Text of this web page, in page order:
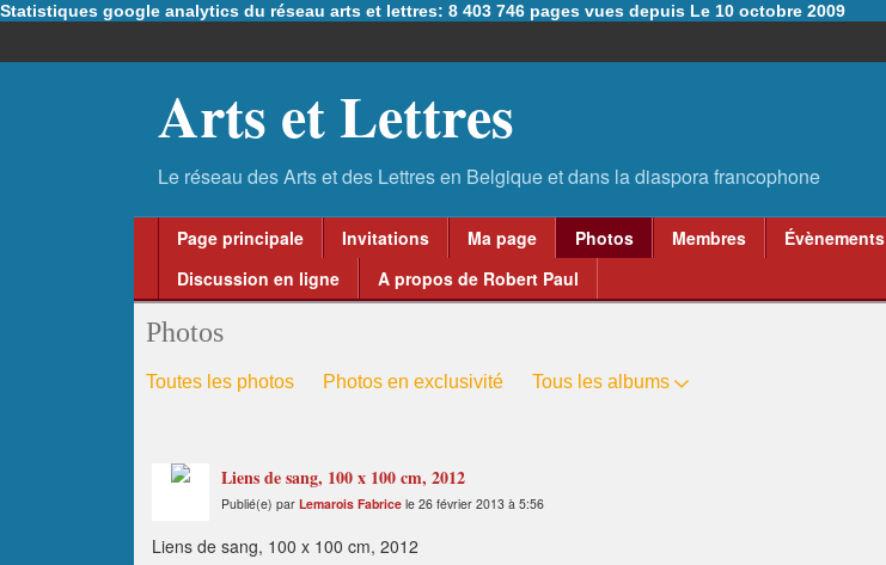
Statistiques google analytics du réseau arts et lettres: 8 403 746 pages vues depuis Le 10 octobre 2009
Arts et Lettres
Page principale Invitations Ma page Photos Membres Évènements
Discussion en ligne
A propos de Robert Paul
Photos
Toutes les photos Photos en exclusivité Tous les albums
Liens de sang, 100 x 100 cm, 2012
Publié(e) par Lemarois Fabrice le 26 février 2013 à 5:56
Liens de sang, 100 x 100 cm, 2012